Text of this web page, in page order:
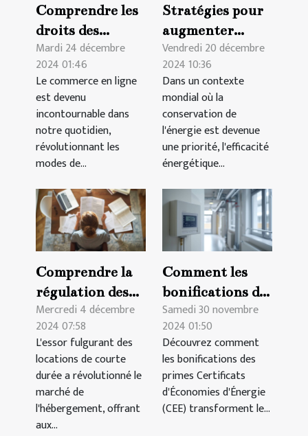
Comprendre les
droits des
consommateurs
dans l'achat en
ligne
Mardi 24 décembre
2024 01:46
Le commerce en ligne
est devenu
incontournable dans
notre quotidien,
révolutionnant les
modes de...
Stratégies pour
augmenter
l'efficacité
énergétique
dans
l'immobilier
Vendredi 20 décembre
2024 10:36
Dans un contexte
mondial où la
conservation de
l'énergie est devenue
une priorité, l'efficacité
énergétique...
Comprendre la
régulation des
locations
courtes durées
et leurs impacts
juridiques
Mercredi 4 décembre
2024 07:58
L'essor fulgurant des
locations de courte
durée a révolutionné le
marché de
l'hébergement, offrant
aux...
Comment les
bonifications des
primes CEE
améliorent le
chauffage dans
l'immobilier
collectif
Samedi 30 novembre
2024 01:50
Découvrez comment
les bonifications des
primes Certificats
d'Économies d'Énergie
(CEE) transforment le...